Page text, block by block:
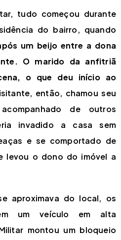
tudo começou durante
do bairro, quando
um beijo entre a dona
O marido da anfitriã
o que deu início ao
então, chamou seu
de outros
invadido a casa sem
e se comportado de
levou o dono do imóvel a
aproximava do local, os
um veículo em alta
montou um bloqueio